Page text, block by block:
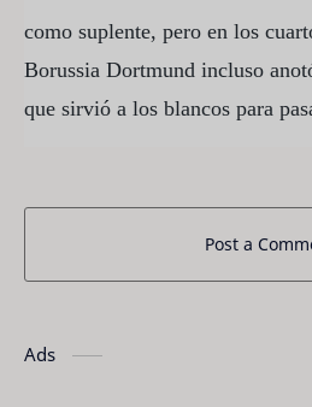
como suplente, pero en los
Borussia Dortmund incluso
que sirvió a los blancos para
Post a
Ads